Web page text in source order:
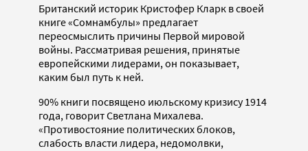
Британский историк Кристофер Кларк в своей
книге «Сомнамбулы» предлагает
переосмыслить причины Первой мировой
войны. Рассматривая решения, принятые
европейскими лидерами, он показывает,
каким был путь к ней.
90% книги посвящено июльскому кризису 1914
года, говорит Светлана Михалева.
«Противостояние политических блоков,
слабость власти лидера, недомолвки,